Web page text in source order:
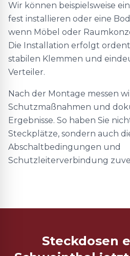
Wir können beispielsweise
fest installieren oder eine
wenn Möbel oder
Die Installation erfolgt
stabilen Klemmen und
Verteiler.
Nach der Montage messen
Schutzmaßnahmen und
Ergebnisse. So haben Sie
Steckplätze, sondern auch
Abschaltbedingungen und
Schutzleiterverbindung
Steckdosen